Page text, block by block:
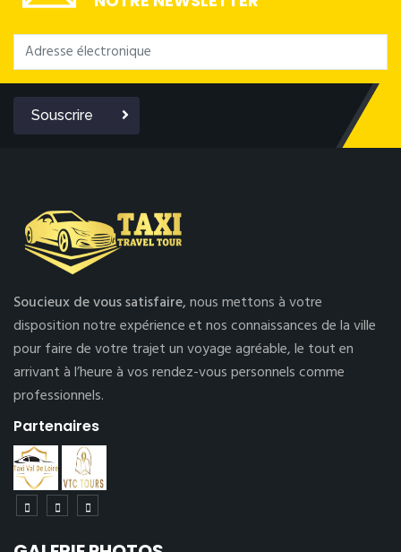
Souscrire
Soucieux de vous satisfaire,nous mettons à votre
disposition notre expérience et nos connaissances de la ville
pour faire de votre trajet un voyage agréable, le tout en
arrivant à l’heure à vos rendez-vous personnels comme
professionnels.
Partenaires